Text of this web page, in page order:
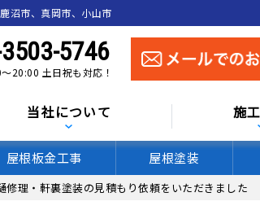
沼市、真岡市、小山市
5746
20:00 土日祝も対応！
当社について 施
屋根板金工事 屋根塗装
理・軒裏塗装の見積もり依頼をいただきました